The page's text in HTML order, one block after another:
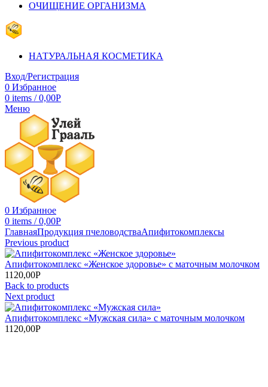
ОЧИЩЕНИЕ ОРГАНИЗМА
НАТУРАЛЬНАЯ КОСМЕТИКА
Вход/Регистрация
0 Избранное
0 items / 0,00Р
Меню
0 Избранное
0 items / 0,00Р
ГлавнаяПродукция пчеловодстваАпифитокомплексы
Previous product
Апифитокомплекс «Женское здоровье» с маточным молочком
1120,00Р
Back to products
Next product
Апифитокомплекс «Мужская сила» с маточным молочком
1120,00Р